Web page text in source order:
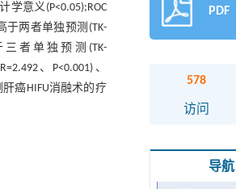
学意义(P<0.05);ROC
于两者单独预测(TK-
三者单独预测(TK-
、P<0.001)、
肝癌HIFU消融术的疗
PDF
578
访问
导航